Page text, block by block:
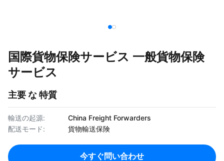
国際貨物保険サービス 一般貨物保険
サービス
主要 な 特質
輸送の起源:
China Freight Forwarders
配送モード:
貨物輸送保険
今すぐ問い合わせ